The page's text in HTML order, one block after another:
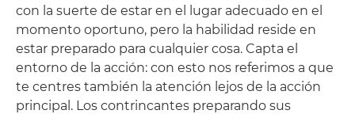
con la suerte de estar en el lugar adecuado en el
momento oportuno, pero la habilidad reside en
estar preparado para cualquier cosa. Capta el
entorno de la acción: con esto nos referimos a que
te centres también la atención lejos de la acción
principal. Los contrincantes preparando sus